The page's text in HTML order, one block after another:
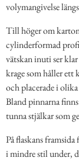
volymangivelse
Till höger om
cylinderformad
vätskan inuti ser
krage som håller ett
och placerade i
Bland pinnarna
tunna stjälkar som
På flaskans
i mindre stil under,